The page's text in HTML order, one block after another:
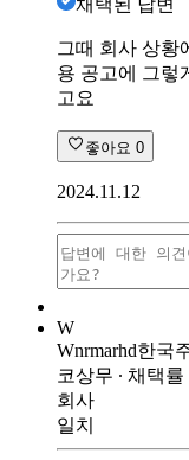
그때 회사 상황
용 공고에 그렇
고요
좋아요 0
2024.11.12
W
Wnrmarhd한국
코상무 ∙ 채택률
회사
일치